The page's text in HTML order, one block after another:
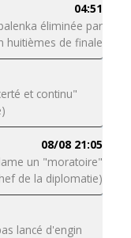
04:51
éliminée par
huitièmes de finale
et continu"
08/08 21:05
un "moratoire"
de la diplomatie)
lancé d'engin